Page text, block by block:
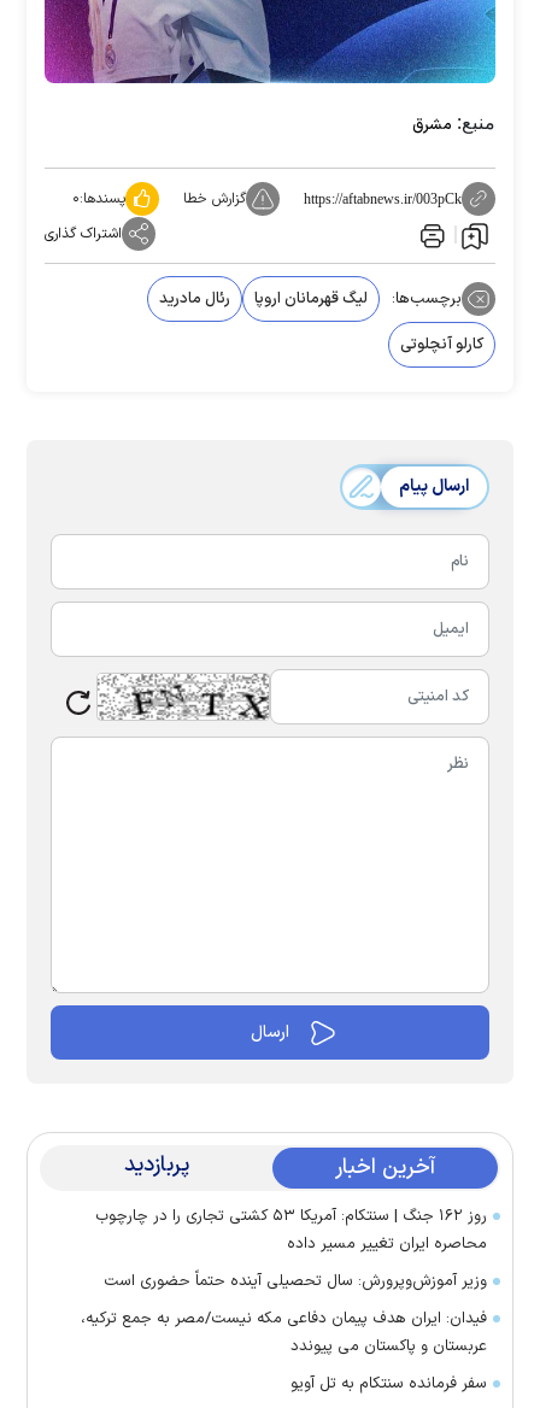
منبع: مشرق
https://aftabnews.ir/003pCk گزارش خطا پسندها:۰
اشتراک گذاری
برچسب‌ها: لیگ قهرمانان اروپا
رئال مادرید
کارلو آنچلوتی
ارسال پیام
آخرین اخبار پربازدید
روز ۱۶۲ جنگ | سنتکام: آمریکا ۵۳ کشتی تجاری را در چارچوب
محاصره ایران تغییر مسیر داده
وزیر آموزش‌وپرورش: سال تحصیلی آینده حتماً حضوری است
فیدان: ایران هدف پیمان دفاعی مکه نیست/مصر به جمع ترکیه،
عربستان و پاکستان می پیوندد
سفر فرمانده سنتکام به تل آویو